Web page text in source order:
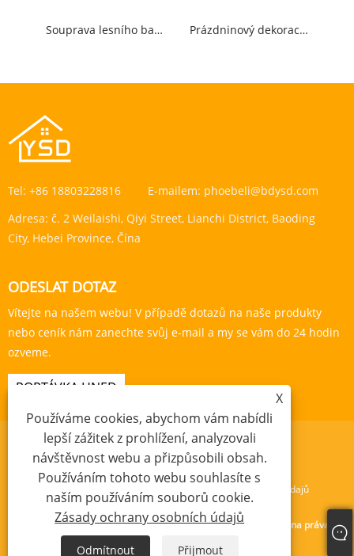
Souprava lesního balónu Prázdninový dekorace balón oblouku
Tel: +86 18803228816 E-mailem: phoebeli@bdysd.com
Adresa: č. 2 Weilaishi, Qiyi Street, Lianchi District, Baoding
City, Hebei Province, Čína
ODESLAT DOTAZ
Vítejte na našem webu! V případě dotazů na naše produkty
nebo ceník nám zanechte svůj e-mail a my se vám do 24 hodin
ozveme.
POPTÁVKA HNED
Links Sitemap RSS Zásady ochrany osobních údajů
Copyright © 2024 Baoding Yishengda Trading Co., Ltd. Všechna práva
vyhrazena.
X
Používáme cookies, abychom vám nabídli
lepší zážitek z prohlížení, analyzovali
návštěvnost webu a přizpůsobili obsah.
Používáním tohoto webu souhlasíte s
naším používáním souborů cookie.
Zásady ochrany osobních údajů
Odmítnout Přijmout